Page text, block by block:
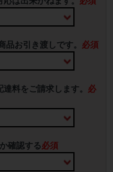
お引き渡しです。 必須
料をご請求します。 必
確認する必須